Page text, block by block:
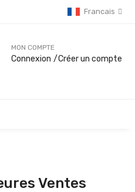
Francais
MON COMPTE
Connexion Créer un compte
Ventes